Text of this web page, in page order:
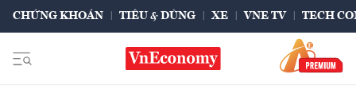
CHỨNG KHOÁN TIÊU & DÙNG XE VNE TV TECH